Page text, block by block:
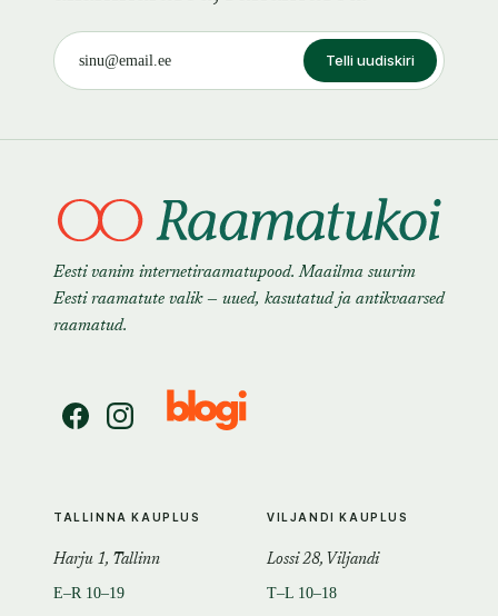
Telli uudiskiri
Eesti vanim internetiraamatupood. Maailma suurim
Eesti raamatute valik — uued, kasutatud ja antikvaarsed
raamatud.
TALLINNA KAUPLUS
Harju 1, Tallinn
E–R 10–19
VILJANDI KAUPLUS
Lossi 28, Viljandi
T–L 10–18